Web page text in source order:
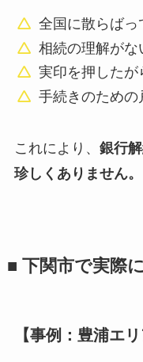
全国に散らばっ
相続の理解がな
実印を押したが
手続きのための
これにより、 銀行
珍しくありません。
■ 下関市で実際
【事例：豊浦エリ